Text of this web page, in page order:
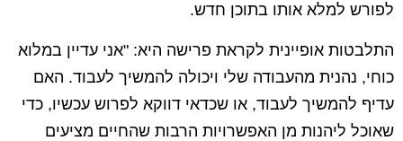
לפורש למלא אותו בתוכן חדש.
התלבטות אופיינית לקראת פרישה היא: "אני עדיין במלוא
כוחי, נהנית מהעבודה שלי ויכולה להמשיך לעבוד. האם
עדיף להמשיך לעבוד, או שכדאי דווקא לפרוש עכשיו, כדי
שאוכל ליהנות מן האפשרויות הרבות שהחיים מציעים